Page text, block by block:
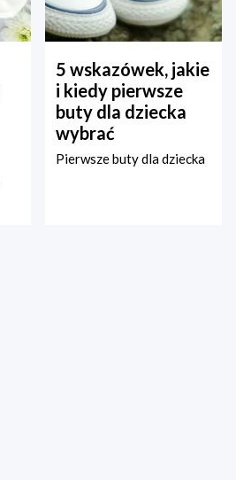
5 wskazówek, jakie
i kiedy pierwsze
buty dla dziecka
wybrać
Pierwsze buty dla dziecka